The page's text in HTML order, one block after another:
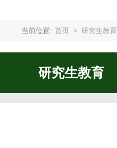
当前位置: 首页 > 研究生教育
研究生教育